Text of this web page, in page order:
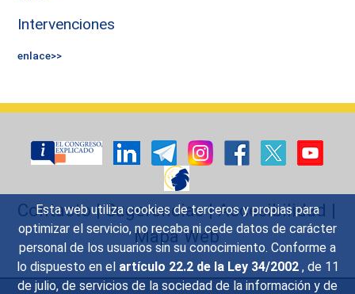
Esta web utiliza cookies de terceros y propias para
optimizar el servicio, no recaba ni cede datos de carácter
personal de los usuarios sin su conocimiento. Conforme a
lo dispuesto en el artículo 22.2 de la Ley 34/2002 , de 11
de julio, de servicios de la sociedad de la información y de
Intervenciones
enlace>>
Contacto|Sugerencias|Accesibilidad |
Mapa Web